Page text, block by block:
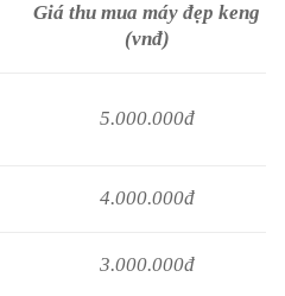
Giá thu mua máy đẹp keng
(vnđ)
5.000.000đ
4.000.000đ
3.000.000đ